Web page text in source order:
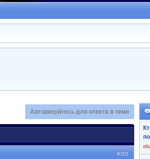
Авторизуйтесь для ответа в теме
#391